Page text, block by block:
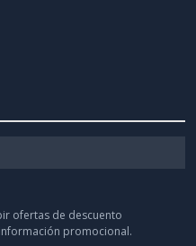
ofertas de descuento
promocional.